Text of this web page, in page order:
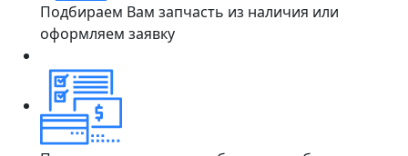
Подбираем Вам запчасть из наличия или
оформляем заявку